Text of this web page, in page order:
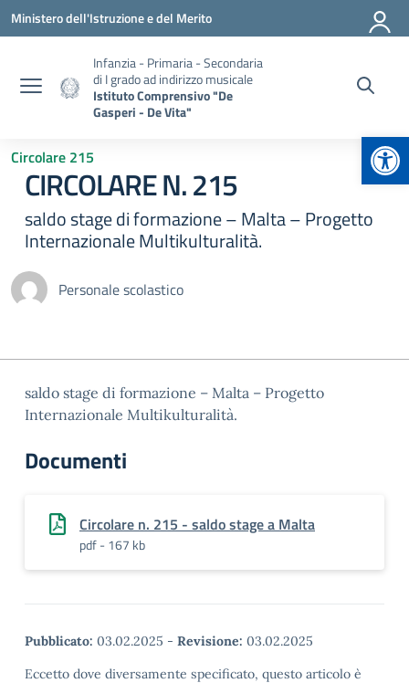
Vai ai contenuti
Vai al menu di navigazione
Vai al footer
Ministero dell'Istruzione e del Merito
Infanzia - Primaria - Secondaria
di I grado ad indirizzo musicale
Istituto Comprensivo "De
Gasperi - De Vita"
Circolare 215
CIRCOLARE N. 215
saldo stage di formazione – Malta – Progetto
Internazionale Multikulturalità.
Personale scolastico
saldo stage di formazione – Malta – Progetto
Internazionale Multikulturalità.
Documenti
Circolare n. 215 - saldo stage a Malta
pdf - 167 kb
Pubblicato: 03.02.2025 - Revisione: 03.02.2025
Eccetto dove diversamente specificato, questo articolo è